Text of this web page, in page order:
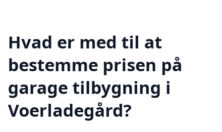
Hvad er med til at
bestemme prisen på
garage tilbygning i
Voerladegård?